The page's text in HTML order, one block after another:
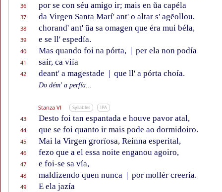
36 por se con séu amigo ir; mais en ũa capéla
37 da Virgen Santa Marí' ant' o altar s' agẽollou,
38 chorand' ant' ũa sa omagen que éra mui béla,
39 e se ll' espedía.
40 Mas quando foi na pórta, | per ela non podía
41 saír, ca viía
42 deant' a magestade | que ll' a pórta choía.
Do dém' a perfía...
Stanza VI Syllables IPA
43 Desto foi tan espantada e houve pavor atal,
44 que se foi quanto ir mais pode ao dormidoiro.
45 Mai la Virgen grorïosa, Reínna esperital,
46 fezo que a el essa noite enganou agoiro,
47 e foi-se sa vía,
48 maldizendo quen nunca | por mollér creería.
49 E ela jazía